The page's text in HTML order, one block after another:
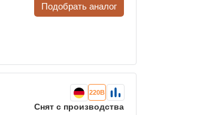
Подобрать аналог
220В
Снят с производства